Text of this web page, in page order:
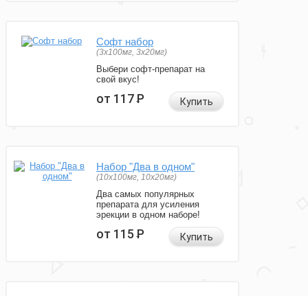
Софт набор
(3x100мг, 3x20мг)
Выбери софт-препарат на
свой вкус!
от 117Р Купить
Набор "Два в одном"
(10x100мг, 10x20мг)
Два самых популярных
препарата для усиления
эрекции в одном наборе!
от 115Р Купить